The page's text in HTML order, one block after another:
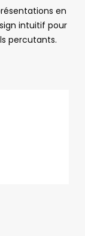
en
intuitif pour
percutants.